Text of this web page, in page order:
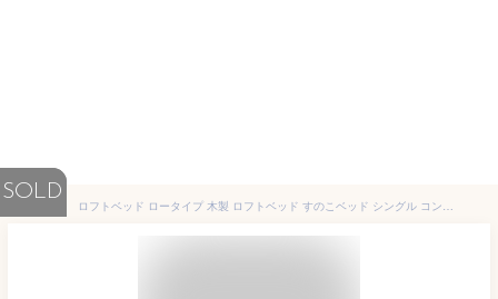
SOLD
ロフトベッド ロータイプ 木製 ロフトベッド すのこベッド シングル コンパクト宮付き 棚付き コンセント すのこ床板 システムベッド 階段 収納 衣装ケース 安心設計 おしゃれ ドローン-GKI